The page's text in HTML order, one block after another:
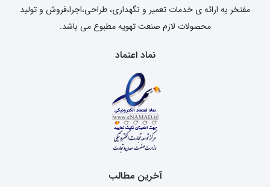
مفتخر به ارائه ی خدمات تعمیر و نگهداری، طراحی،اجرا،فروش و تولید
محصولات لازم صنعت تهویه مطبوع می باشد.
نماد اعتماد
آخرین مطالب